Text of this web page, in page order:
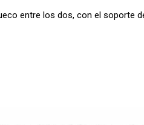
entre los dos, con el soporte